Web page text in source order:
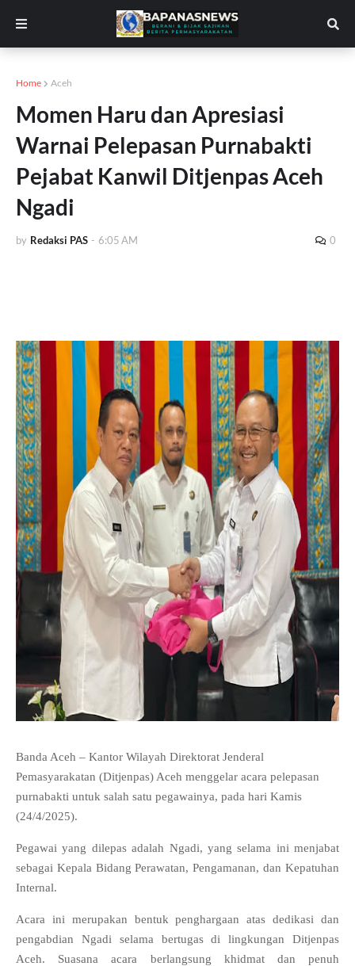
Home Aceh
Momen Haru dan Apresiasi
Warnai Pelepasan Purnabakti
Pejabat Kanwil Ditjenpas Aceh
Ngadi
by Redaksi PAS - 6:05 AM 0
Banda Aceh – Kantor Wilayah Direktorat Jenderal
Pemasyarakatan (Ditjenpas) Aceh menggelar acara pelepasan
purnabakti untuk salah satu pegawainya, pada hari Kamis
(24/4/2025).
Pegawai yang dilepas adalah Ngadi, yang selama ini menjabat
sebagai Kepala Bidang Perawatan, Pengamanan, dan Kepatuhan
Internal.
Acara ini merupakan bentuk penghargaan atas dedikasi dan
pengabdian Ngadi selama bertugas di lingkungan Ditjenpas
Aceh. Suasana acara berlangsung khidmat dan penuh